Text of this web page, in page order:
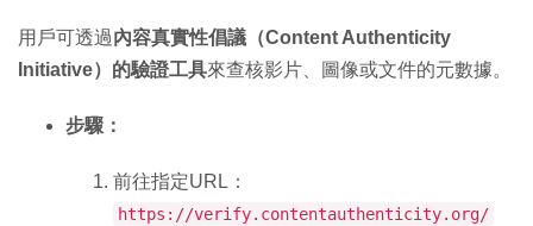
用戶可透過內容真實性倡議（Content Authenticity
Initiative）的驗證工具來查核影片、圖像或文件的元數據。
步驟：
前往指定URL：
https://verify.contentauthenticity.org/